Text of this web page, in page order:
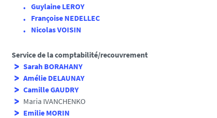
Guylaine LEROY
Françoise NEDELLEC
Nicolas VOISIN
Service de la comptabilité/recouvrement
Sarah BORAHANY
Amélie DELAUNAY
Camille GAUDRY
Maria IVANCHENKO
Emilie MORIN